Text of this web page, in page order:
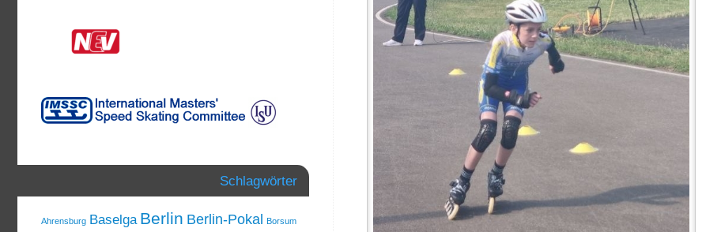
Schlagwörter
Ahrensburg Baselga Berlin Berlin-Pokal Borsum